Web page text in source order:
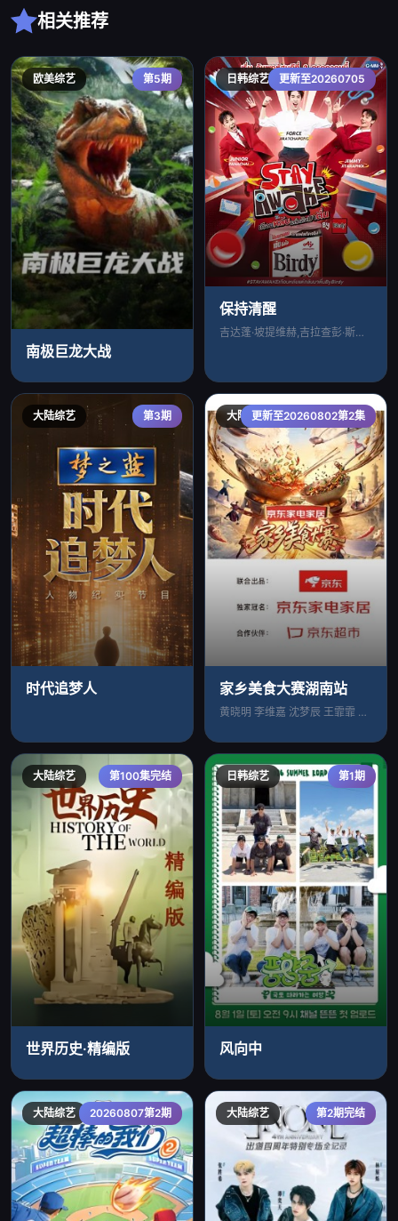
相关推荐
欧美综艺 第5期
南极巨龙大战
日韩综艺 更新至20260705
保持清醒
吉达蓬·坡提维赫,吉拉查彭·斯里桑,帕查
大陆综艺 第3期
时代追梦人
大陆综艺更新至20260802第2集
家乡美食大赛湖南站
黄晓明 李维嘉 沈梦辰 王霏霏 孟佳 金
大陆综艺 第100集完结
世界历史·精编版
日韩综艺 第1期
风向中
大陆综艺 20260807第2期 大陆综艺 第2期完结